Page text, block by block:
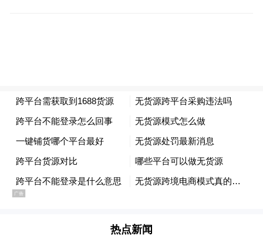
第654位 江都区丁伙镇
第673位 江都区宜陵镇
第696位 江都区邵伯镇
热点新闻